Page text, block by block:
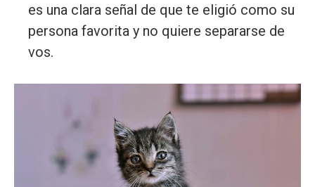
es una clara señal de que te eligió como su
persona favorita y no quiere separarse de
vos.